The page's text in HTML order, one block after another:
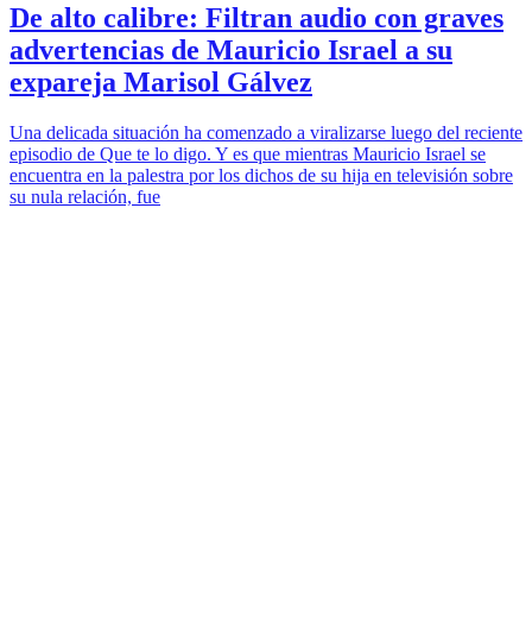
De alto calibre: Filtran audio con graves
advertencias de Mauricio Israel a su
expareja Marisol Gálvez
Una delicada situación ha comenzado a viralizarse luego del reciente
episodio de Que te lo digo. Y es que mientras Mauricio Israel se
encuentra en la palestra por los dichos de su hija en televisión sobre
su nula relación, fue